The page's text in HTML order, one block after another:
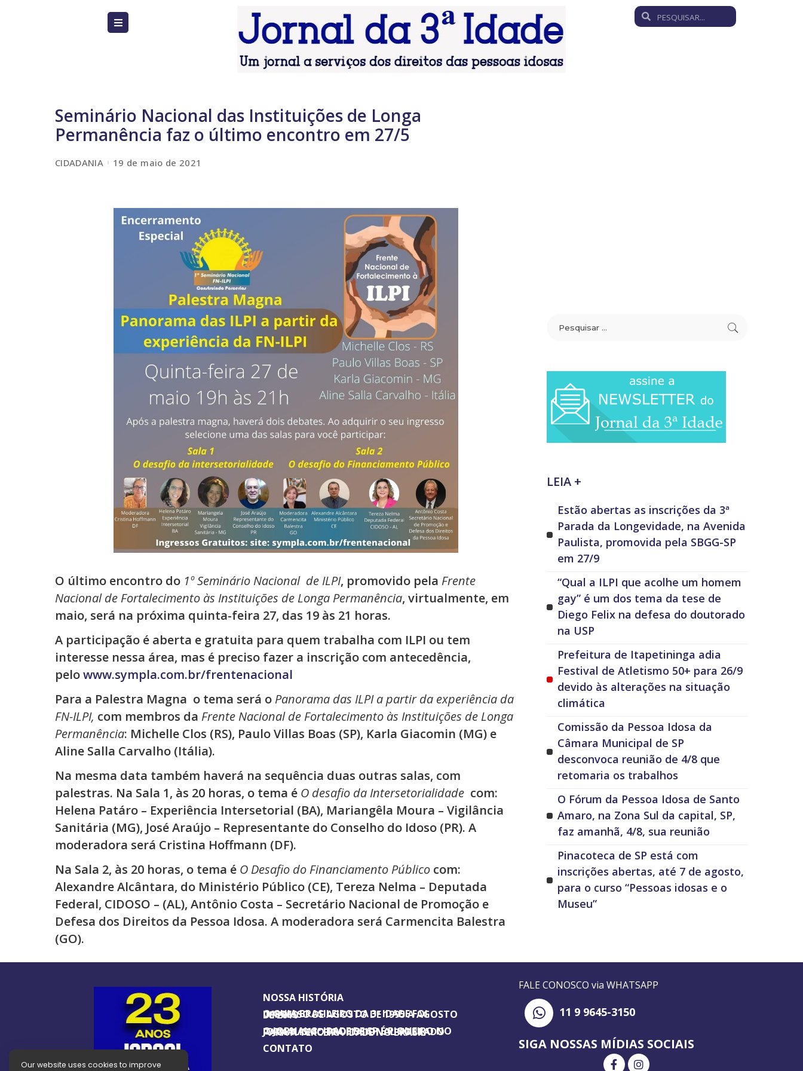
Seminário Nacional das Instituições de Longa
Permanência faz o último encontro em 27/5
CIDADANIA 19 de maio de 2021
O último encontro do 1º Seminário Nacional de ILPI, promovido pela Frente
Nacional de Fortalecimento às Instituições de Longa Permanência, virtualmente, em
maio, será na próxima quinta-feira 27, das 19 às 21 horas.
A participação é aberta e gratuita para quem trabalha com ILPI ou tem
interesse nessa área, mas é preciso fazer a inscrição com antecedência,
pelowww.sympla.com.br/frentenacional
Para a Palestra Magna o tema será o Panorama das ILPI a partir da experiência da
FN-ILPI, com membros da Frente Nacional de Fortalecimento às Instituições de Longa
Permanência: Michelle Clos (RS), Paulo Villas Boas (SP), Karla Giacomin (MG) e
Aline Salla Carvalho (Itália).
Na mesma data também haverá na sequência duas outras salas, com
palestras. Na Sala 1, às 20 horas, o tema é O desafio da Intersetorialidade com:
Helena Patáro – Experiência Intersetorial (BA), Mariangêla Moura – Vigilância
Sanitária (MG), José Araújo – Representante do Conselho do Idoso (PR). A
moderadora será Cristina Hoffmann (DF).
Na Sala 2, às 20 horas, o tema é O Desafio do Financiamento Público com:
Alexandre Alcântara, do Ministério Público (CE), Tereza Nelma – Deputada
Federal, CIDOSO – (AL), Antônio Costa – Secretário Nacional de Promoção e
Defesa dos Direitos da Pessoa Idosa. A moderadora será Carmencita Balestra
(GO).
LEIA +
Estão abertas as inscrições da 3ª
Parada da Longevidade, na Avenida
Paulista, promovida pela SBGG-SP
em 27/9
“Qual a ILPI que acolhe um homem
gay” é um dos tema da tese de
Diego Felix na defesa do doutorado
na USP
Prefeitura de Itapetininga adia
Festival de Atletismo 50+ para 26/9
devido às alterações na situação
climática
Comissão da Pessoa Idosa da
Câmara Municipal de SP
desconvoca reunião de 4/8 que
retomaria os trabalhos
O Fórum da Pessoa Idosa de Santo
Amaro, na Zona Sul da capital, SP,
faz amanhã, 4/8, sua reunião
Pinacoteca de SP está com
inscrições abertas, até 7 de agosto,
para o curso “Pessoas idosas e o
Museu”
NOSSA HISTÓRIA
O GUIA BRASILEIRO DA 3ª IDADE FOI IMPRESSO DE AGOSTO DE 1995 A AGOSTO DE 2010
O JORNAL 3ª IDADE DE SP É PIONEIRO NO JORNALISMO PROFISSIONAL VOLTADO PARA A TERCEIRA IDADE NO BRASIL
CONTATO
FALE CONOSCO via WHATSAPP
11 9 9645-3150
SIGA NOSSAS MÍDIAS SOCIAIS
Our website uses cookies to improve